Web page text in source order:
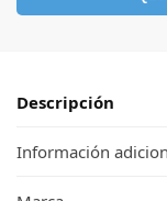
Descripción
Información